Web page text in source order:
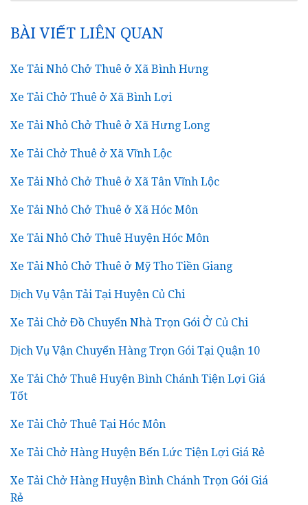
BÀI VIẾT LIÊN QUAN
Xe Tải Nhỏ Chở Thuê ở Xã Bình Hưng
Xe Tải Chở Thuê ở Xã Bình Lợi
Xe Tải Nhỏ Chở Thuê ở Xã Hưng Long
Xe Tải Chở Thuê ở Xã Vĩnh Lộc
Xe Tải Nhỏ Chở Thuê ở Xã Tân Vĩnh Lộc
Xe Tải Nhỏ Chở Thuê ở Xã Hóc Môn
Xe Tải Nhỏ Chở Thuê Huyện Hóc Môn
Xe Tải Nhỏ Chở Thuê ở Mỹ Tho Tiền Giang
Dịch Vụ Vận Tải Tại Huyện Củ Chi
Xe Tải Chở Đồ Chuyển Nhà Trọn Gói Ở Củ Chi
Dịch Vụ Vận Chuyển Hàng Trọn Gói Tại Quận 10
Xe Tải Chở Thuê Huyện Bình Chánh Tiện Lợi Giá
Tốt
Xe Tải Chở Thuê Tại Hóc Môn
Xe Tải Chở Hàng Huyện Bến Lức Tiện Lợi Giá Rẻ
Xe Tải Chở Hàng Huyện Bình Chánh Trọn Gói Giá
Rẻ